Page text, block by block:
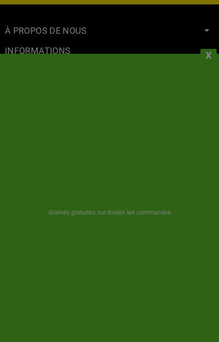
À PROPOS DE NOUS
INFORMATIONS
Graines gratuites sur toutes les commandes
x